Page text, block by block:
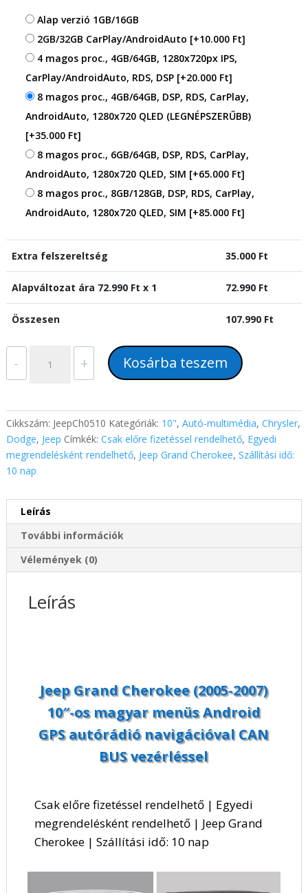
Alap verzió 1GB/16GB
2GB/32GB CarPlay/AndroidAuto [+10.000 Ft]
4 magos proc., 4GB/64GB, 1280x720px IPS,
CarPlay/AndroidAuto, RDS, DSP [+20.000 Ft]
8 magos proc., 4GB/64GB, DSP, RDS, CarPlay,
AndroidAuto, 1280x720 QLED (LEGNÉPSZERŰBB)
[+35.000 Ft]
8 magos proc., 6GB/64GB, DSP, RDS, CarPlay,
AndroidAuto, 1280x720 QLED, SIM [+65.000 Ft]
8 magos proc., 8GB/128GB, DSP, RDS, CarPlay,
AndroidAuto, 1280x720 QLED, SIM [+85.000 Ft]
Extra felszereltség 35.000 Ft
Alapváltozat ára 72.990 Ft x 1 72.990 Ft
Összesen 107.990 Ft
-
Grand
2007)
os
menüs
GPS
autórádió
navigációval
CAN
BUS
mennyiség
+ Kosárba teszem
Cikkszám: JeepCh0510 Kategóriák: 10", Autó-multimédia, Chrysler,
Dodge, Jeep Címkék: Csak előre fizetéssel rendelhető, Egyedi
megrendelésként rendelhető, Jeep Grand Cherokee, Szállítási idő:
10 nap
Leírás
További információk
Vélemények (0)
Leírás
Jeep Grand Cherokee (2005-2007)
10″-os magyar menüs Android
GPS autórádió navigációval CAN
BUS vezérléssel
Csak előre fizetéssel rendelhető | Egyedi
megrendelésként rendelhető | Jeep Grand
Cherokee | Szállítási idő: 10 nap